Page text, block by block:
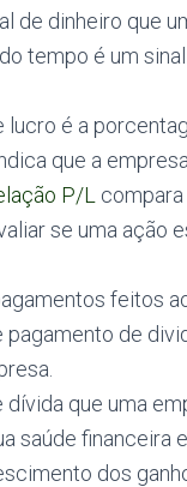
de dinheiro que
tempo é um
lucro é a
que a
P/L
se uma ação
feitos
pagamento de
dívida que uma
saúde financeira
dos